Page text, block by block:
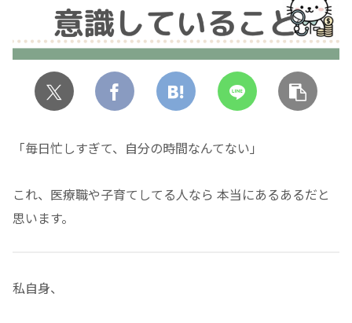
「毎日忙しすぎて、自分の時間なんてない」
これ、医療職や子育てしてる人なら 本当にあるあるだと
思います。
私自身、